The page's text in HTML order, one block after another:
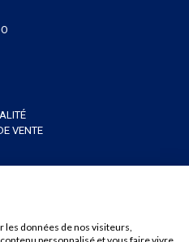
VENTE
les données de nos visiteurs,